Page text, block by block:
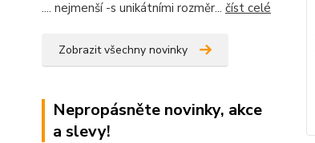
.... nejmenší -s unikátními rozměr... číst celé
Zobrazit všechny novinky
Nepropásněte novinky, akce
a slevy!